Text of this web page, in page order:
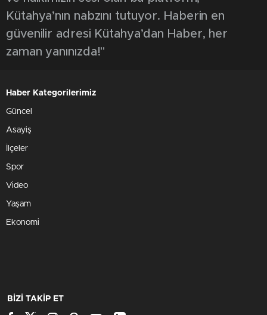
Kütahya’nın nabzını tutuyor. Haberin en
güvenilir adresi Kütahya’dan Haber, her
zaman yanınızda!"
Haber Kategorilerimiz
Güncel
Asayiş
İlçeler
Spor
Video
Yaşam
Ekonomi
BİZİ TAKİP ET